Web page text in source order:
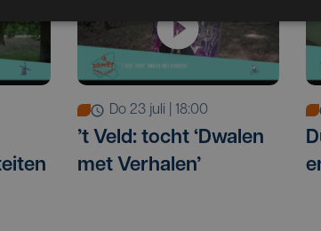
do 23 juli | 18:00
’t Veld: tocht ‘Dwalen
met Verhalen’